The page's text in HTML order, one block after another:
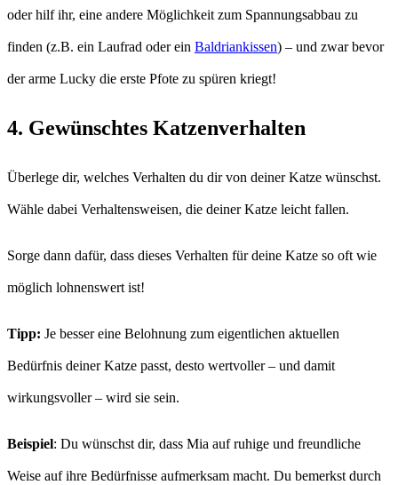
oder hilf ihr, eine andere Möglichkeit zum Spannungsabbau zu
finden (z.B. ein Laufrad oder ein Baldriankissen) – und zwar bevor
der arme Lucky die erste Pfote zu spüren kriegt!
4. Gewünschtes Katzenverhalten
Überlege dir, welches Verhalten du dir von deiner Katze wünschst.
Wähle dabei Verhaltensweisen, die deiner Katze leicht fallen.
Sorge dann dafür, dass dieses Verhalten für deine Katze so oft wie
möglich lohnenswert ist!
Tipp: Je besser eine Belohnung zum eigentlichen aktuellen
Bedürfnis deiner Katze passt, desto wertvoller – und damit
wirkungsvoller – wird sie sein.
Beispiel: Du wünschst dir, dass Mia auf ruhige und freundliche
Weise auf ihre Bedürfnisse aufmerksam macht. Du bemerkst durch